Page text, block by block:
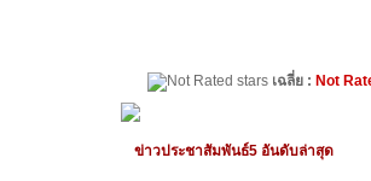
เฉลี่ย : Not
ข่าวประชาสัมพันธ์5 อันดับล่าสุด